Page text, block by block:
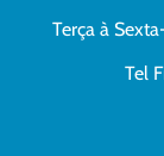
Terça à
Tel